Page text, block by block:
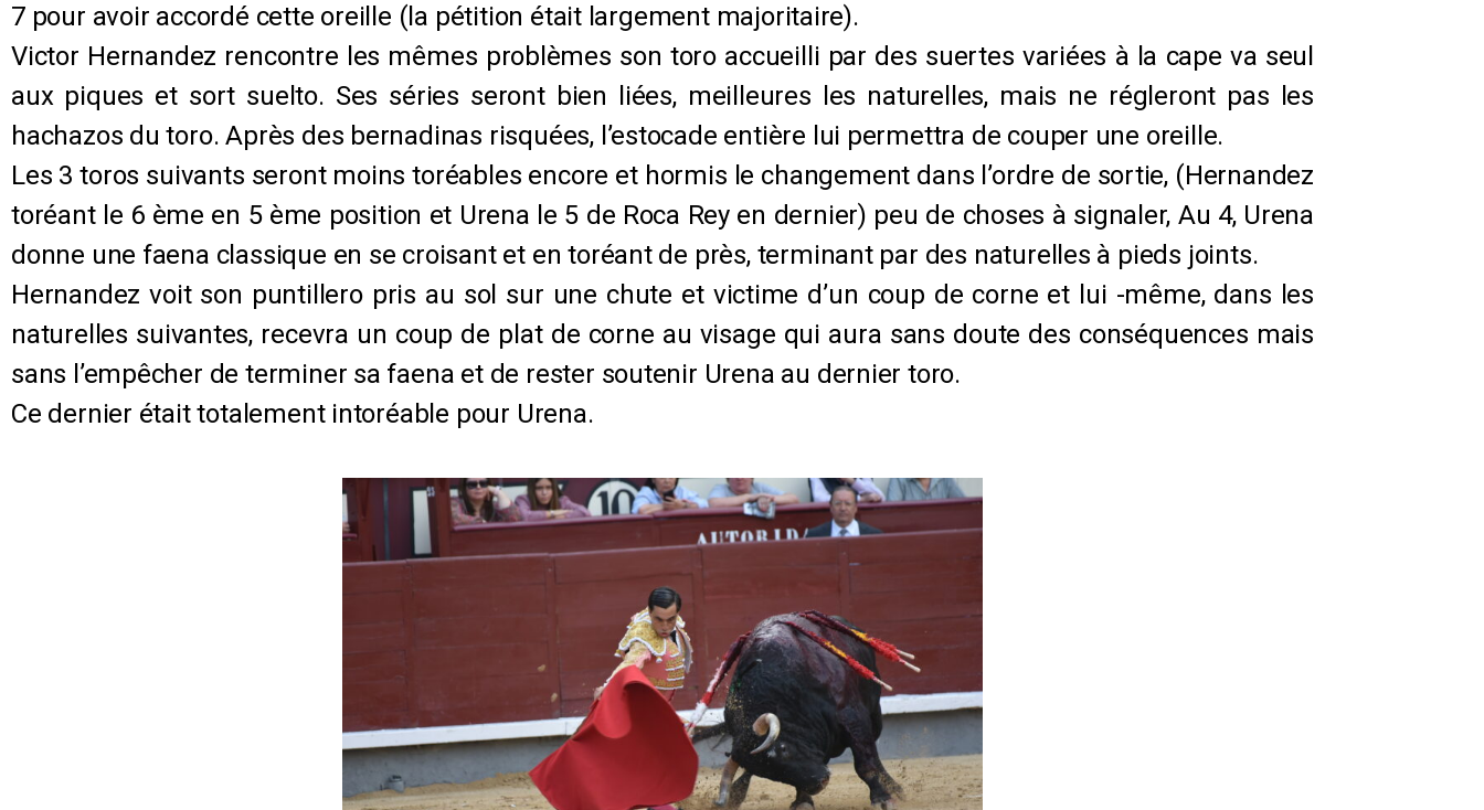
7 pour avoir accordé cette oreille (la pétition était largement majoritaire).
Victor Hernandez rencontre les mêmes problèmes son toro accueilli par des suertes variées à la cape va seul
aux piques et sort suelto. Ses séries seront bien liées, meilleures les naturelles, mais ne régleront pas les
hachazos du toro. Après des bernadinas risquées, l’estocade entière lui permettra de couper une oreille.
Les 3 toros suivants seront moins toréables encore et hormis le changement dans l’ordre de sortie, (Hernandez
toréant le 6 ème en 5 ème position et Urena le 5 de Roca Rey en dernier) peu de choses à signaler, Au 4, Urena
donne une faena classique en se croisant et en toréant de près, terminant par des naturelles à pieds joints.
Hernandez voit son puntillero pris au sol sur une chute et victime d’un coup de corne et lui -même, dans les
naturelles suivantes, recevra un coup de plat de corne au visage qui aura sans doute des conséquences mais
sans l’empêcher de terminer sa faena et de rester soutenir Urena au dernier toro.
Ce dernier était totalement intoréable pour Urena.